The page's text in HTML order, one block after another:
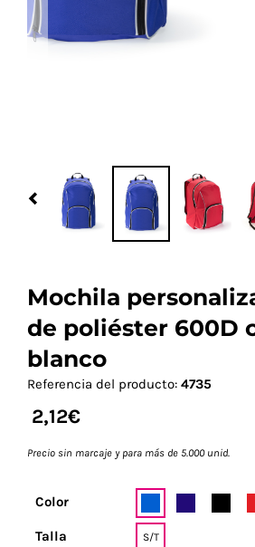
Más Regalos
Previous
Mochila
de poliéster 600D
blanco
Referencia del producto: 4735
2,12€
Precio sin marcaje y para más de 5.000 unid.
Color
Talla S/T